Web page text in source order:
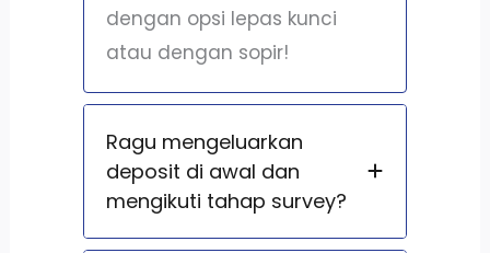
dengan opsi lepas kunci
atau dengan sopir!
Ragu mengeluarkan
deposit di awal dan
mengikuti tahap survey?